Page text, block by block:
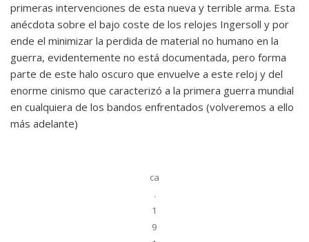
primeras intervenciones de esta nueva y terrible arma. Esta
anécdota sobre el bajo coste de los relojes Ingersoll y por
ende el minimizar la perdida de material no humano en la
guerra, evidentemente no está documentada, pero forma
parte de este halo oscuro que envuelve a este reloj y del
enorme cinismo que caracterizó a la primera guerra mundial
en cualquiera de los bandos enfrentados (volveremos a ello
más adelante)
ca
.
1
9